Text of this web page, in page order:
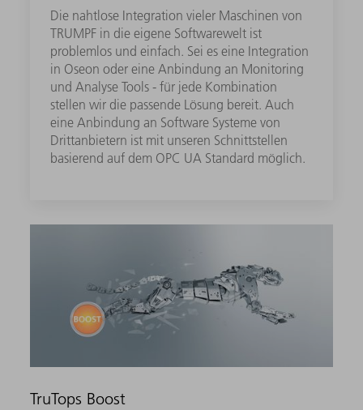
Die nahtlose Integration vieler Maschinen von
TRUMPF in die eigene Softwarewelt ist
problemlos und einfach. Sei es eine Integration
in Oseon oder eine Anbindung an Monitoring
und Analyse Tools - für jede Kombination
stellen wir die passende Lösung bereit. Auch
eine Anbindung an Software Systeme von
Drittanbietern ist mit unseren Schnittstellen
basierend auf dem OPC UA Standard möglich.
TruTops Boost